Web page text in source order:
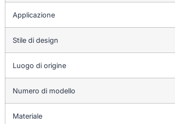
Applicazione
Stile di design
Luogo di origine
Numero di modello
Materiale